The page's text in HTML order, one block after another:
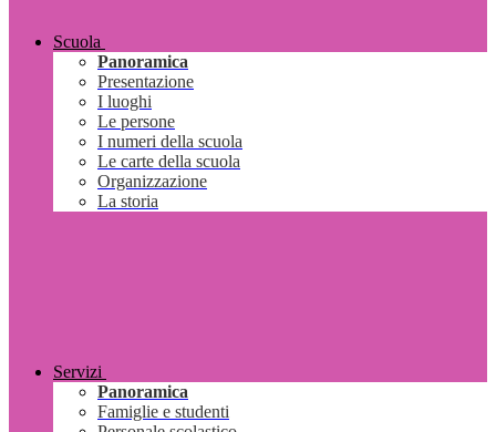
Scuola
Panoramica
Presentazione
I luoghi
Le persone
I numeri della scuola
Le carte della scuola
Organizzazione
La storia
Servizi
Panoramica
Famiglie e studenti